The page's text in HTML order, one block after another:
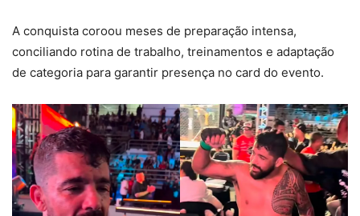
A conquista coroou meses de preparação intensa,
conciliando rotina de trabalho, treinamentos e adaptação
de categoria para garantir presença no card do evento.